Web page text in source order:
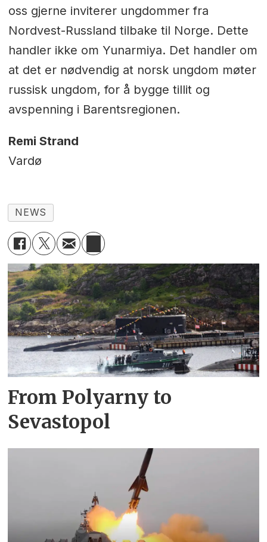
oss gjerne inviterer ungdommer fra
Nordvest-Russland tilbake til Norge. Dette
handler ikke om Yunarmiya. Det handler om
at det er nødvendig at norsk ungdom møter
russisk ungdom, for å bygge tillit og
avspenning i Barentsregionen.
Remi Strand
Vardø
NEWS
From Polyarny to
Sevastopol